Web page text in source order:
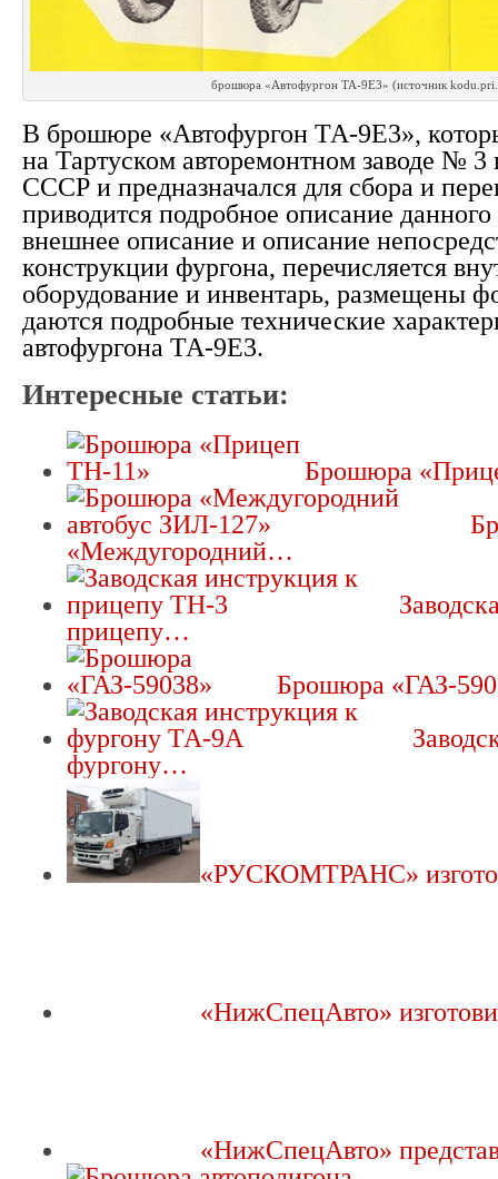
брошюра «Автофургон ТА-9Е3» (источник
В брошюре «Автофургон ТА-9Е3»,
на Тартуском авторемонтном заводе № 3
СССР и предназначался для сбора и
приводится подробное описание данного
внешнее описание и описание
конструкции фургона, перечисляется
оборудование и инвентарь, размещены
даются подробные технические
автофургона ТА-9Е3.
Интересные статьи:
Брошюра
«Междугородний…
прицепу…
Брошюра «ГАЗ-
фургону…
«РУСКОМТРАНС»
«НижСпецАвто»
«НижСпецАвто»